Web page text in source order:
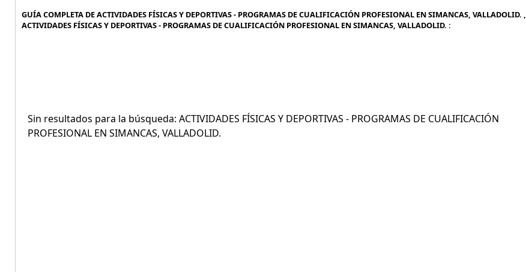
GUÍA COMPLETA DE ACTIVIDADES FÍSICAS Y DEPORTIVAS - PROGRAMAS DE CUALIFICACIÓN PROFESIONAL EN SIMANCAS, VALLADOLID. ,
ACTIVIDADES FÍSICAS Y DEPORTIVAS - PROGRAMAS DE CUALIFICACIÓN PROFESIONAL EN SIMANCAS, VALLADOLID. :
Sin resultados para la búsqueda: ACTIVIDADES FÍSICAS Y DEPORTIVAS - PROGRAMAS DE CUALIFICACIÓN
PROFESIONAL EN SIMANCAS, VALLADOLID.